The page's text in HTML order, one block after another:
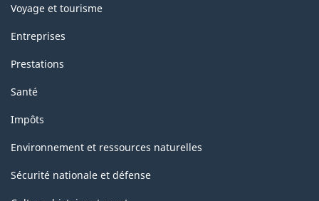
Voyage et tourisme
Entreprises
Prestations
Santé
Impôts
Environnement et ressources naturelles
Sécurité nationale et défense